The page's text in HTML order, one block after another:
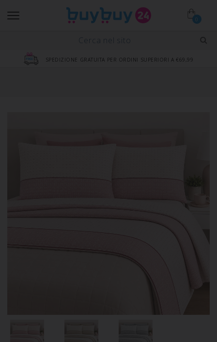
0
SPEDIZIONE GRATUITA PER ORDINI SUPERIORI A €69,99